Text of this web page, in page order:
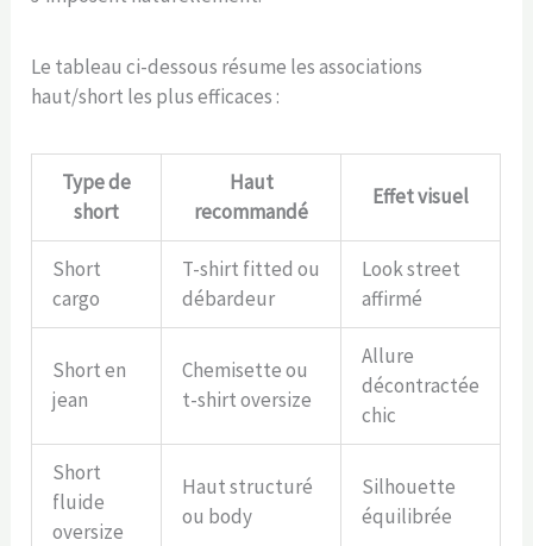
Le tableau ci-dessous résume les associations
haut/short les plus efficaces :
Type de
short
Haut
recommandé
Effet visuel
Short
cargo
T-shirt fitted ou
débardeur
Look street
affirmé
Short en
jean
Chemisette ou
t-shirt oversize
Allure
décontractée
chic
Short
fluide
oversize
Haut structuré
ou body
Silhouette
équilibrée